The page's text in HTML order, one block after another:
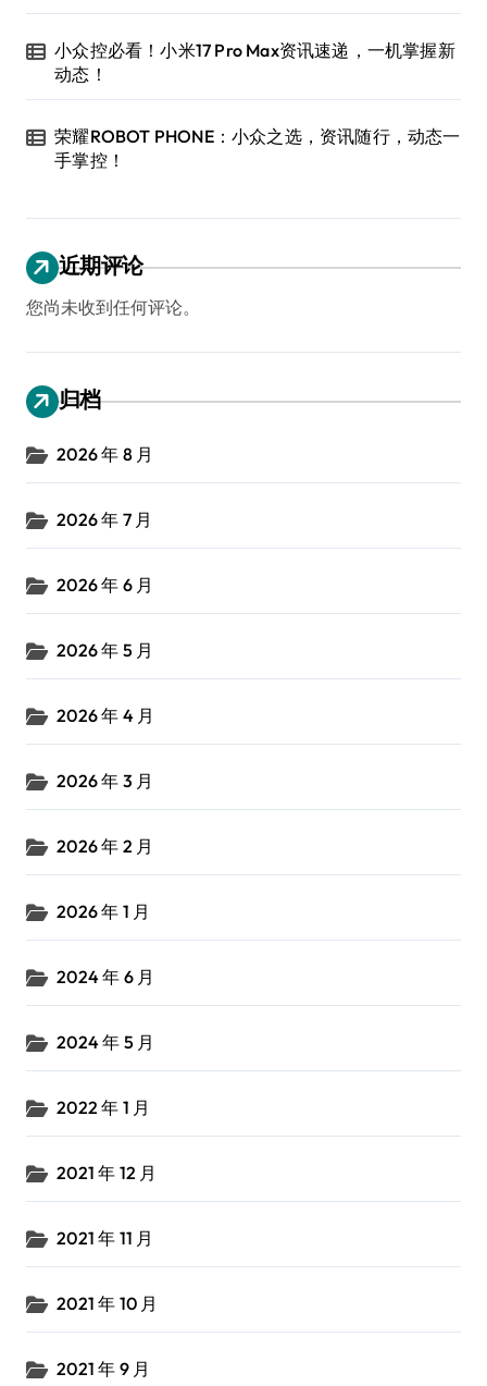
小众控必看！小米17 Pro Max资讯速递，一机掌握新
动态！
荣耀ROBOT PHONE：小众之选，资讯随行，动态一
手掌控！
近期评论
您尚未收到任何评论。
归档
2026 年 8 月
2026 年 7 月
2026 年 6 月
2026 年 5 月
2026 年 4 月
2026 年 3 月
2026 年 2 月
2026 年 1 月
2024 年 6 月
2024 年 5 月
2022 年 1 月
2021 年 12 月
2021 年 11 月
2021 年 10 月
2021 年 9 月